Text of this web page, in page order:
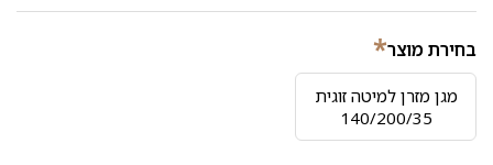
בחירת מוצר*
מגן מזרן למיטה זוגית
140/200/35